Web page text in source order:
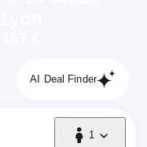
AI Deal Finder
1
1 Pasajero